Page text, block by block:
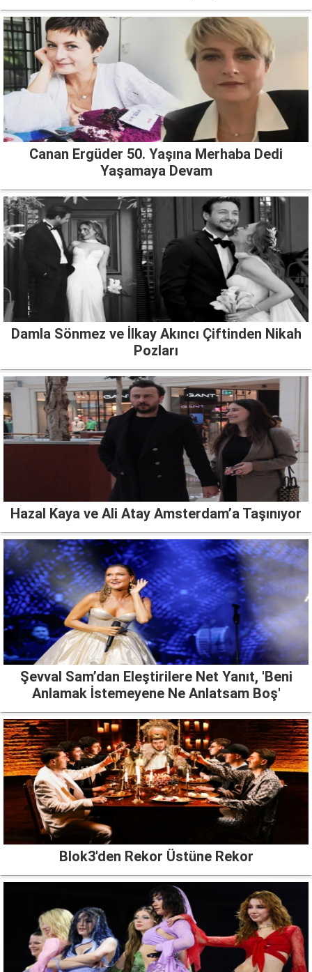
Canan Ergüder 50. Yaşına Merhaba Dedi
Yaşamaya Devam
Damla Sönmez ve İlkay Akıncı Çiftinden Nikah
Pozları
Hazal Kaya ve Ali Atay Amsterdam’a Taşınıyor
Şevval Sam’dan Eleştirilere Net Yanıt, 'Beni
Anlamak İstemeyene Ne Anlatsam Boş'
Blok3'den Rekor Üstüne Rekor